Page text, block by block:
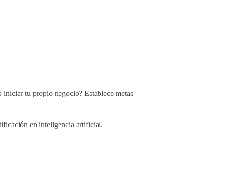
iniciar tu propio negocio? Establece metas
en inteligencia artificial.